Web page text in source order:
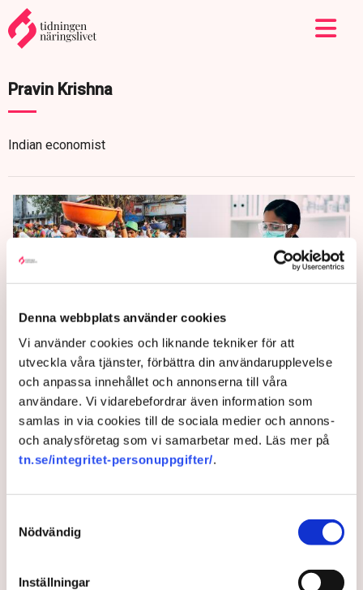
Denna webbplats använder cookies
Vi använder cookies och liknande tekniker för att
utveckla våra tjänster, förbättra din användarupplevelse
och anpassa innehållet och annonserna till våra
användare. Vi vidarebefordrar även information som
samlas in via cookies till de sociala medier och annons-
och analysföretag som vi samarbetar med. Läs mer på
tn.se/integritet-personuppgifter/.
Nödvändig
Inställningar
Pravin Krishna
Indian economist
Därför borde alla prata om
Indien – ”Skett något helt
osannolikt”
Indien lockar globala företag med sin växande
medelklass och digitalisering. "Efter att Indien kom
ut ur covid, har det skett något helt osannolikt”,
Samtidigt oroas investerare av protektionistiska